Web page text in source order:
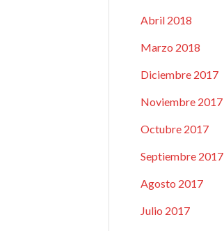
Abril 2018
Marzo 2018
Diciembre 2017
Noviembre 2017
Octubre 2017
Septiembre 2017
Agosto 2017
Julio 2017